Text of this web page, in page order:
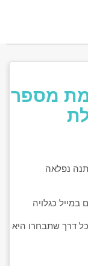
מספר
נפלאה
כגלויה
דרך שתבחרו היא